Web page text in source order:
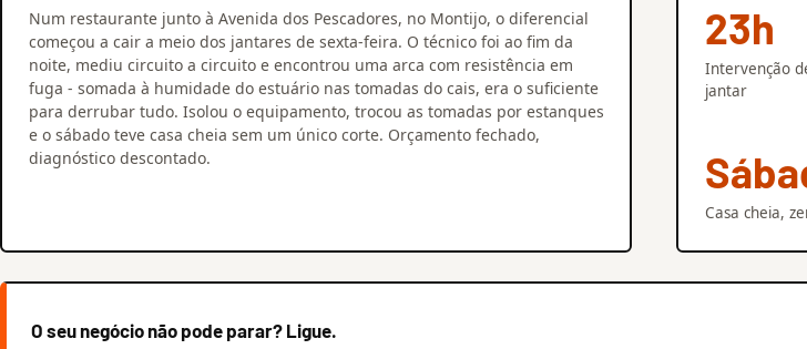
Num restaurante junto à Avenida dos Pescadores, no Montijo, o diferencial
começou a cair a meio dos jantares de sexta-feira. O técnico foi ao fim da
noite, mediu circuito a circuito e encontrou uma arca com resistência em
fuga - somada à humidade do estuário nas tomadas do cais, era o suficiente
para derrubar tudo. Isolou o equipamento, trocou as tomadas por estanques
e o sábado teve casa cheia sem um único corte. Orçamento fechado,
diagnóstico descontado.
23h
Intervenção
jantar
Casa cheia,
O seu negócio não pode parar? Ligue.